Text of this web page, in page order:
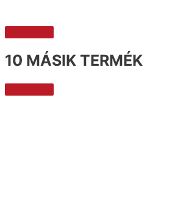
10 MÁSIK TERMÉK